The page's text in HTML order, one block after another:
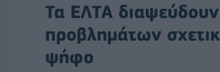
Τα ΕΛΤΑ
προβλημάτων
ψήφο